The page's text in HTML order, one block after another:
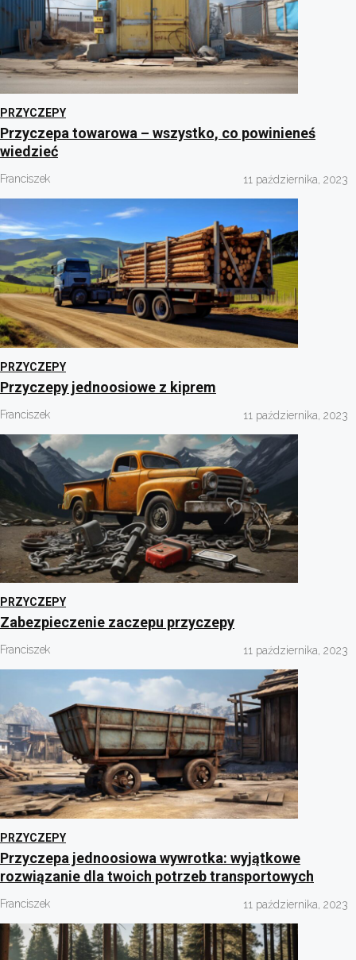
PRZYCZEPY
Przyczepa towarowa – wszystko, co powinieneś
wiedzieć
Franciszek 11 października, 2023
PRZYCZEPY
Przyczepy jednoosiowe z kiprem
Franciszek 11 października, 2023
PRZYCZEPY
Zabezpieczenie zaczepu przyczepy
Franciszek 11 października, 2023
PRZYCZEPY
Przyczepa jednoosiowa wywrotka: wyjątkowe
rozwiązanie dla twoich potrzeb transportowych
Franciszek 11 października, 2023